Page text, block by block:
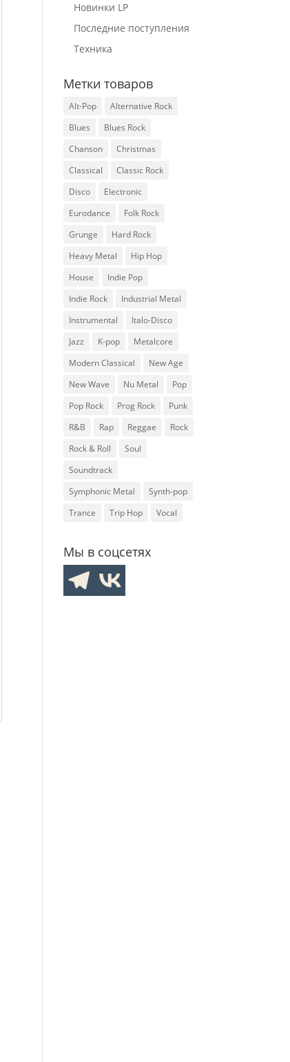
Новинки LP
Последние поступления
Техника
Метки товаров
Alt-Pop
Alternative Rock
Blues
Blues Rock
Chanson
Christmas
Classical
Classic Rock
Disco
Electronic
Eurodance
Folk Rock
Grunge
Hard Rock
Heavy Metal
Hip Hop
House
Indie Pop
Indie Rock
Industrial Metal
Instrumental
Italo-Disco
Jazz
K-pop
Metalcore
Modern Classical
New Age
New Wave
Nu Metal
Pop
Pop Rock
Prog Rock
Punk
R&B
Rap Reggae
Rock
Rock & Roll
Soul
Soundtrack
Symphonic Metal
Synth-pop
Trance
Trip Hop Vocal
Мы в соцсетях